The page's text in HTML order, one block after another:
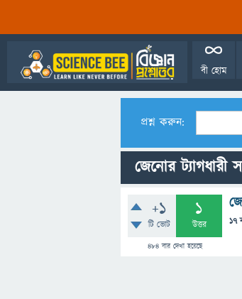
বী হোম
প্রশ্ন করুন:
জেনোর ট্যাগধারী
+1
টি ভোট
1
উত্তর
484 বার দেখা হয়েছে
17